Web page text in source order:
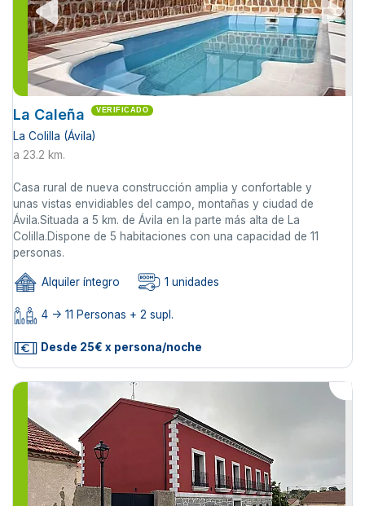
La Caleña VERIFICADO
La Colilla (Ávila)
a 23.2 km.
Casa rural de nueva construcción amplia y confortable y
unas vistas envidiables del campo, montañas y ciudad de
Ávila.Situada a 5 km. de Ávila en la parte más alta de La
Colilla.Dispone de 5 habitaciones con una capacidad de 11
personas.
Alquiler íntegro 1 unidades
4 -> 11 Personas + 2 supl.
Desde 25€ x persona/noche